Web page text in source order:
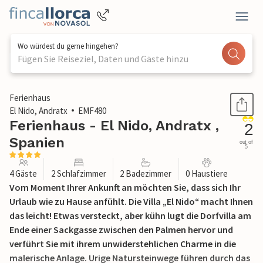
Wo würdest du gerne hingehen?
Fügen Sie Reiseziel, Daten und Gäste hinzu
1 / 35
Ferienhaus
El Nido, Andratx
EMF480
Ferienhaus - El Nido, Andratx ,
Spanien
2
out of
5
4 Gäste 2 Schlafzimmer 2 Badezimmer 0 Haustiere
Vom Moment Ihrer Ankunft an möchten Sie, dass sich Ihr
Urlaub wie zu Hause anfühlt. Die Villa „El Nido“ macht Ihnen
das leicht! Etwas versteckt, aber kühn lugt die Dorfvilla am
Ende einer Sackgasse zwischen den Palmen hervor und
verführt Sie mit ihrem unwiderstehlichen Charme in die
malerische Anlage. Urige Natursteinwege führen durch das